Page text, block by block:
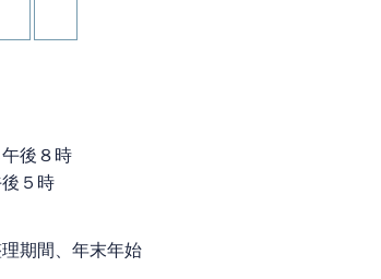
後８時
５時
期間、年末年始